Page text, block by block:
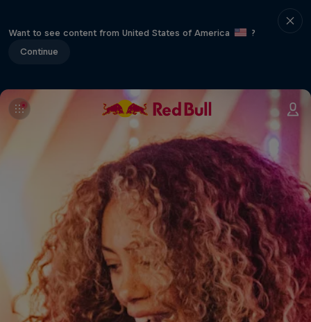
Want to see content from United States of America
?
Continue